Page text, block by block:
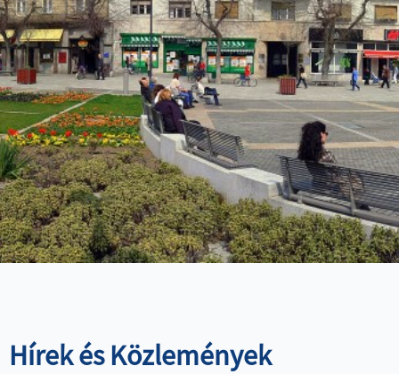
ESZKÖZÖK
ÉRTÉKESÍTÉSÉRE
SZÁNKÓPÁLYA
MŰJÉGPÁLYA
Hírek és Közlemények